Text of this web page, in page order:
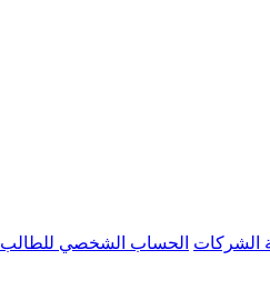
الشركات الحساب الشخصي للطالب